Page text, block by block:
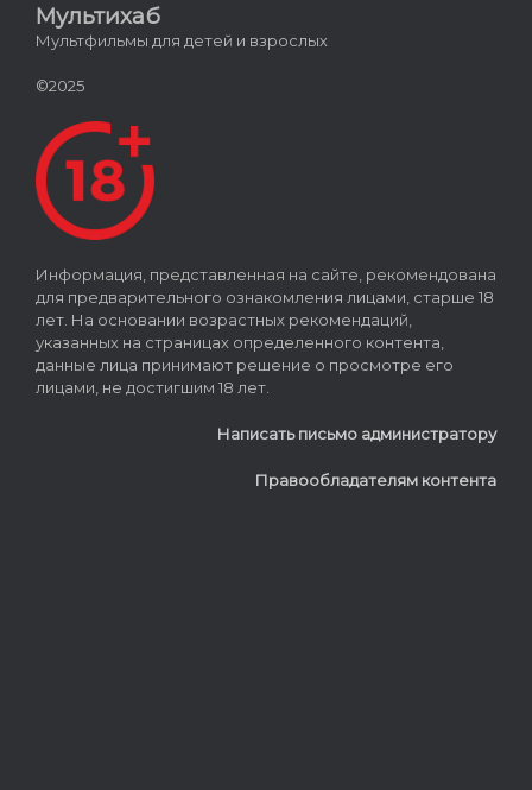
Мультихаб
Мультфильмы для детей и взрослых
©2025
Информация, представленная на сайте, рекомендована
для предварительного ознакомления лицами, старше 18
лет. На основании возрастных рекомендаций,
указанных на страницах определенного контента,
данные лица принимают решение о просмотре его
лицами, не достигшим 18 лет.
Написать письмо администратору
Правообладателям контента